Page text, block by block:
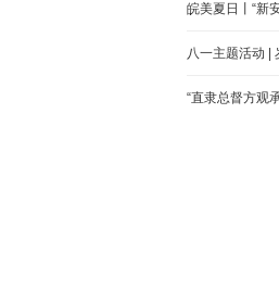
皖美夏日丨“新
八一主题活动 |
“直隶总督方观